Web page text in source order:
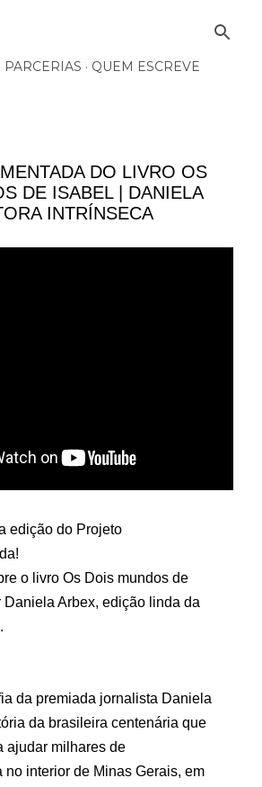
PARCERIAS QUEM ESCREVE
DO LIVRO OS
DE ISABEL | DANIELA
INTRÍNSECA
edição do Projeto
o livro Os Dois mundos de
Daniela Arbex, edição linda da
da premiada jornalista Daniela
da brasileira centenária que
ajudar milhares de
no interior de Minas Gerais, em